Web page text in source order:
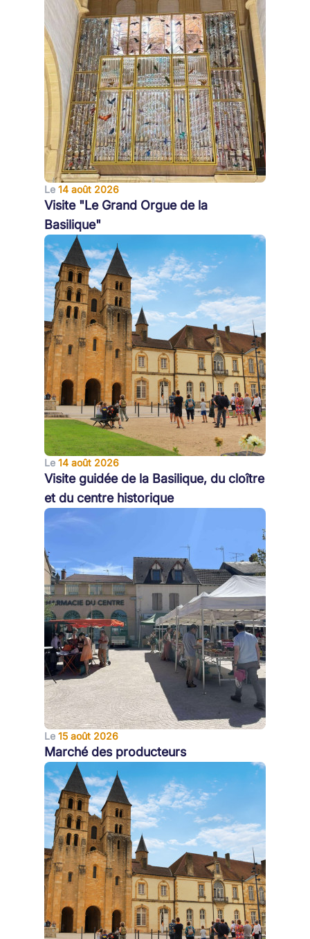
Le 14 août 2026
Visite "Le Grand Orgue de la
Basilique"
Le 14 août 2026
Visite guidée de la Basilique, du cloître
et du centre historique
Le 15 août 2026
Marché des producteurs